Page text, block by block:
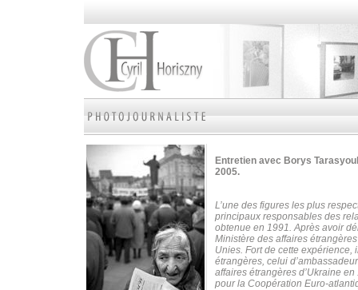
Entretien avec Borys
2005.
L’une des figures les plus
principaux responsables des
obtenue en 1991. Après avoir
Ministère des affaires
Unies. Fort de cette expérience,
étrangères, celui
affaires étrangères d’Ukraine
pour la Coopération Euro-